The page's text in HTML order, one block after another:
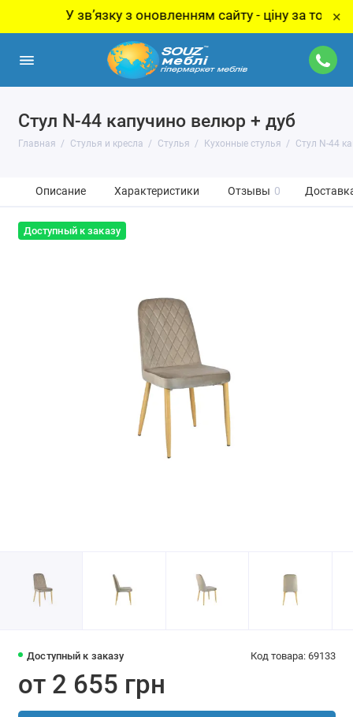
У звʼязку з оновленням сайту - ціну за товар ×
Стул N-44 капучино велюр + дуб
Главная Стулья и кресла Стулья Кухонные стулья Стул N-44
Описание Характеристики Отзывы 0
Доступный к заказу
Доступный к заказу Код товара: 69133
от 2 655 грн